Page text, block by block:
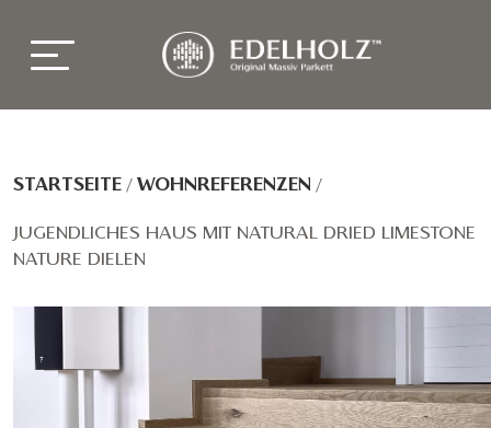
STARTSEITE / WOHNREFERENZEN /
JUGENDLICHES HAUS MIT NATURAL DRIED LIMESTONE
NATURE DIELEN